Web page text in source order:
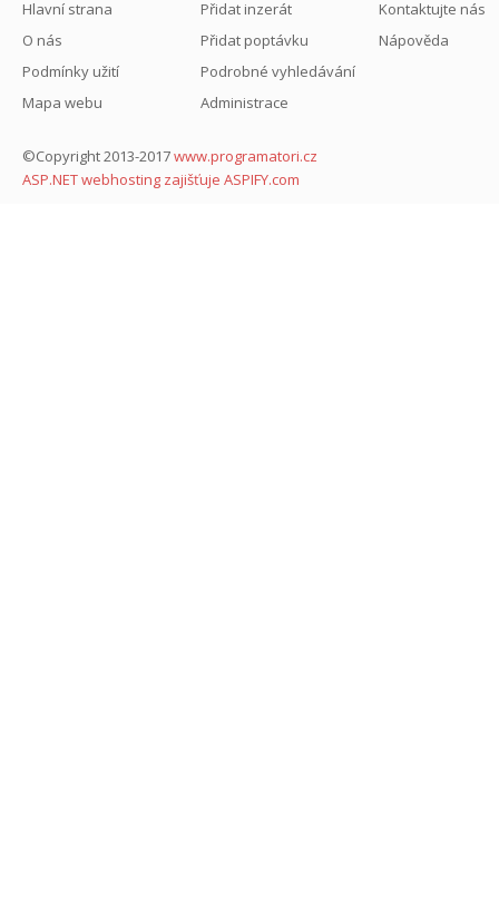
Hlavní strana
O nás
Podmínky užití
Mapa webu
©Copyright 2013-2017www.programatori.cz
ASP.NET webhosting zajišťuje ASPIFY.com
Přidat inzerát
Přidat poptávku
Podrobné vyhledávání
Administrace
Kontaktujte nás
Nápověda